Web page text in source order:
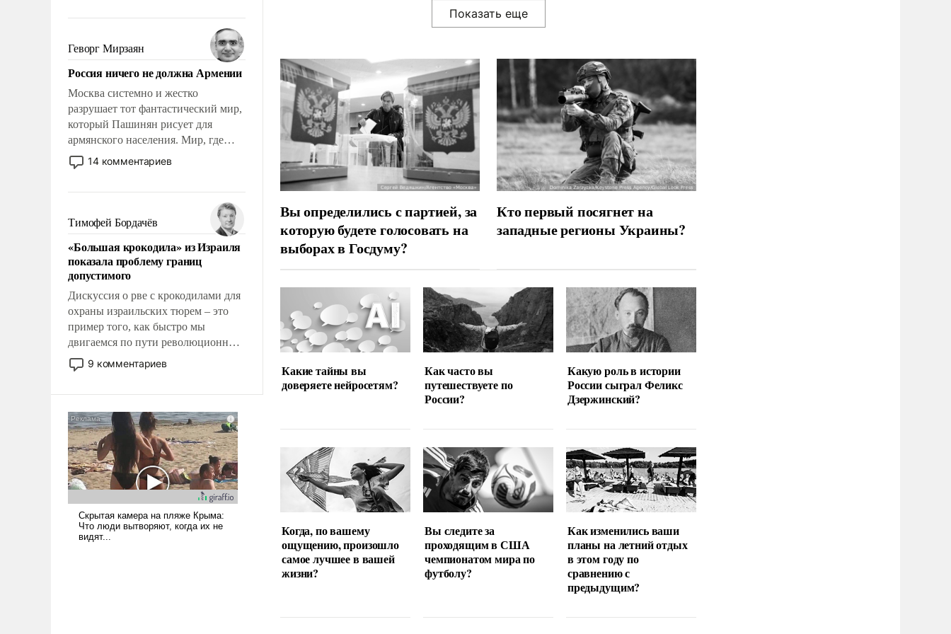
уязвимости США, например, перед
Китаем.
Геворг Мирзаян
Россия ничего не должна Армении
Москва системно и жестко
разрушает тот фантастический мир,
который Пашинян рисует для
армянского населения. Мир, где
политические прожекты будут
безусловно оплачиваться за счет
где Еревану за свои поступки не
нужно отвечать.
14 комментариев
Тимофей Бордачёв
«Большая крокодила» из Израиля
показала проблему границ
допустимого
Дискуссия о рве с крокодилами для
охраны израильских тюрем – это
пример того, как быстро мы
двигаемся по пути революционных
изменений. То, что несколько лет
назад было образом для
9 комментариев
Вы определились с партией, за
которую будете голосовать на
выборах в Госдуму?
Кто первый посягнет на
западные регионы Украины?
Какие тайны вы
доверяете нейросетям?
Как часто вы
путешествуете по
России?
Какую роль в истории
России сыграл Феликс
Дзержинский?
Когда, по вашему
ощущению, произошло
самое лучшее в вашей
жизни?
Вы следите за
проходящим в США
чемпионатом мира по
футболу?
Как изменились ваши
планы на летний отдых
в этом году по
сравнению с
предыдущим?